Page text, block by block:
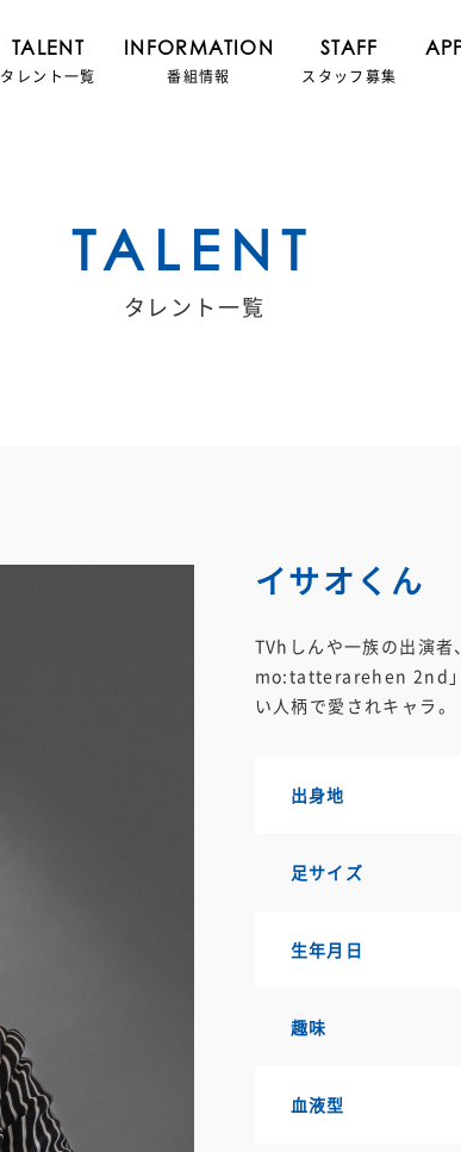
TALENT
タレント一覧
INFORMATION
番組情報
STAFF
スタッフ募集
TALENT
タレント一覧
イサオくん
TVhしんや一族の出演
mo:tatterarehen 2nd」
い人柄で愛されキャラ。
出身地
足サイズ
生年月日
趣味
血液型